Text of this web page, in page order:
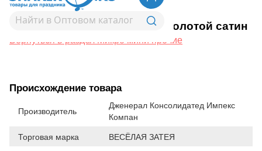
1206-1747К М/ФИГУРА Бант золотой сатин
Вернуться в раздел Микро мини прочие
Происхождение товара
Производитель
Дженерал Консолидатед Импекс
Компан
Торговая марка ВЕСЁЛАЯ ЗАТЕЯ